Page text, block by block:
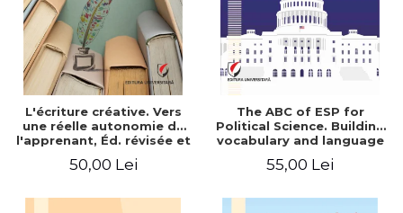
L'écriture créative. Vers
une réelle autonomie de
l'apprenant, Éd. révisée et
50,00 Lei
The ABC of ESP for
Political Science. Building
vocabulary and language
55,00 Lei